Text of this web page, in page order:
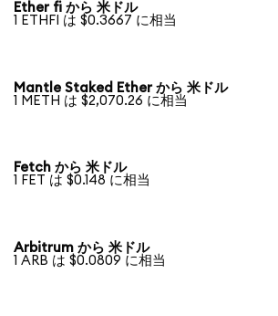
Ether fi から 米ドル
1 ETHFI は $0.3667 に相当
Mantle Staked Ether から 米ドル
1 METH は $2,070.26 に相当
Fetch から 米ドル
1 FET は $0.148 に相当
Arbitrum から 米ドル
1 ARB は $0.0809 に相当